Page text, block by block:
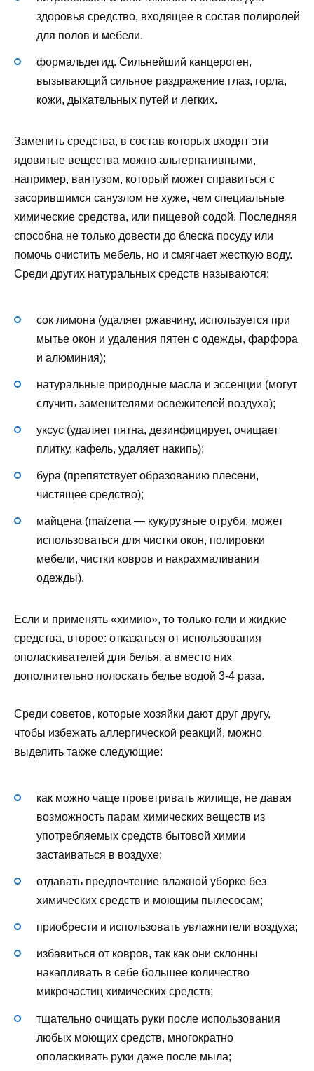
здоровья средство, входящее в состав полиролей
для полов и мебели.
формальдегид. Сильнейший канцероген,
вызывающий сильное раздражение глаз, горла,
кожи, дыхательных путей и легких.
Заменить средства, в состав которых входят эти
ядовитые вещества можно альтернативными,
например, вантузом, который может справиться с
засорившимся санузлом не хуже, чем специальные
химические средства, или пищевой содой. Последняя
способна не только довести до блеска посуду или
помочь очистить мебель, но и смягчает жесткую воду.
Среди других натуральных средств называются:
сок лимона (удаляет ржавчину, используется при
мытье окон и удаления пятен с одежды, фарфора
и алюминия);
натуральные природные масла и эссенции (могут
случить заменителями освежителей воздуха);
уксус (удаляет пятна, дезинфицирует, очищает
плитку, кафель, удаляет накипь);
бура (препятствует образованию плесени,
чистящее средство);
майцена (maïzena — кукурузные отруби, может
использоваться для чистки окон, полировки
мебели, чистки ковров и накрахмаливания
одежды).
Если и применять «химию», то только гели и жидкие
средства, второе: отказаться от использования
ополаскивателей для белья, а вместо них
дополнительно полоскать белье водой 3-4 раза.
Среди советов, которые хозяйки дают друг другу,
чтобы избежать аллергической реакций, можно
выделить также следующие:
как можно чаще проветривать жилище, не давая
возможность парам химических веществ из
употребляемых средств бытовой химии
застаиваться в воздухе;
отдавать предпочтение влажной уборке без
химических средств и моющим пылесосам;
приобрести и использовать увлажнители воздуха;
избавиться от ковров, так как они склонны
накапливать в себе большее количество
микрочастиц химических средств;
тщательно очищать руки после использования
любых моющих средств, многократно
ополаскивать руки даже после мыла;